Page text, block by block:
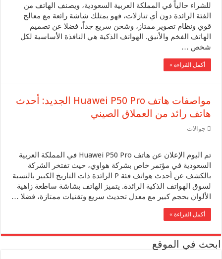
للشراء حالياً في المملكة العربية السعودية، ويصنف الهاتف من
الفئة الرائدة دون أي تنازلات، فهو يمتلك شاشة رائعة مع معالج
قوي ونظام تصوير ممتاز، وشحن سريع جداً، فضلا عن تصميم
الهاتف الفخم والأنيق. الهواتف الذكية هي النافذة الأساسية لكل
شخص …
أكمل القراءة »
مواصفات هاتف Huawei P50 Pro الجديد: أحدث
هاتف رائد من العملاق الصيني
جوالات
تم اليوم الإعلان عن هاتف Huawei P50 Pro في المملكة العربية
السعودية في مؤتمر خاص بشركة هواوي، حيث تفتخر الشركة
بالكشف عن أحدث هواتف فئة P الرائدة ذات التاريخ الكبير بالنسبة
لسوق الهواتف الذكية الرائدة. يتميز الهاتف بشاشة ساطعة زاهية
الألوان بحجم كبير مع معدل تحديث سريع وتقنيات ممتازة، فضلا …
أكمل القراءة »
ابحث في الموقع